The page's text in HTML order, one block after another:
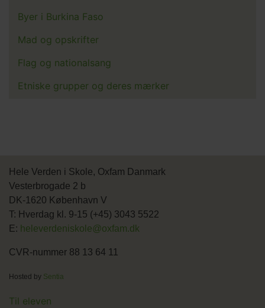
Byer i Burkina Faso
Mad og opskrifter
Flag og nationalsang
Etniske grupper og deres mærker
Hele Verden i Skole, Oxfam Danmark
Vesterbrogade 2 b
DK-1620 København V
T: Hverdag kl. 9-15 (+45) 3043 5522
E: heleverdeniskole@oxfam.dk
CVR-nummer 88 13 64 11
Hosted by Sentia
Til eleven